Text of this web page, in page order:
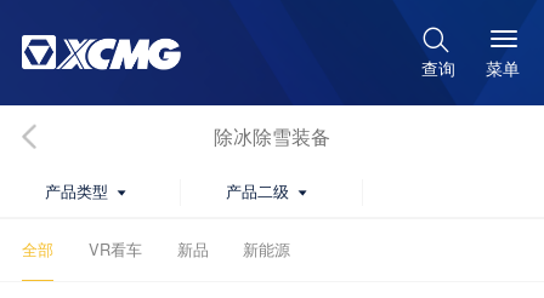

查询 菜单
除冰除雪装备
产品类型  产品二级 
全部 VR看车 新品 新能源